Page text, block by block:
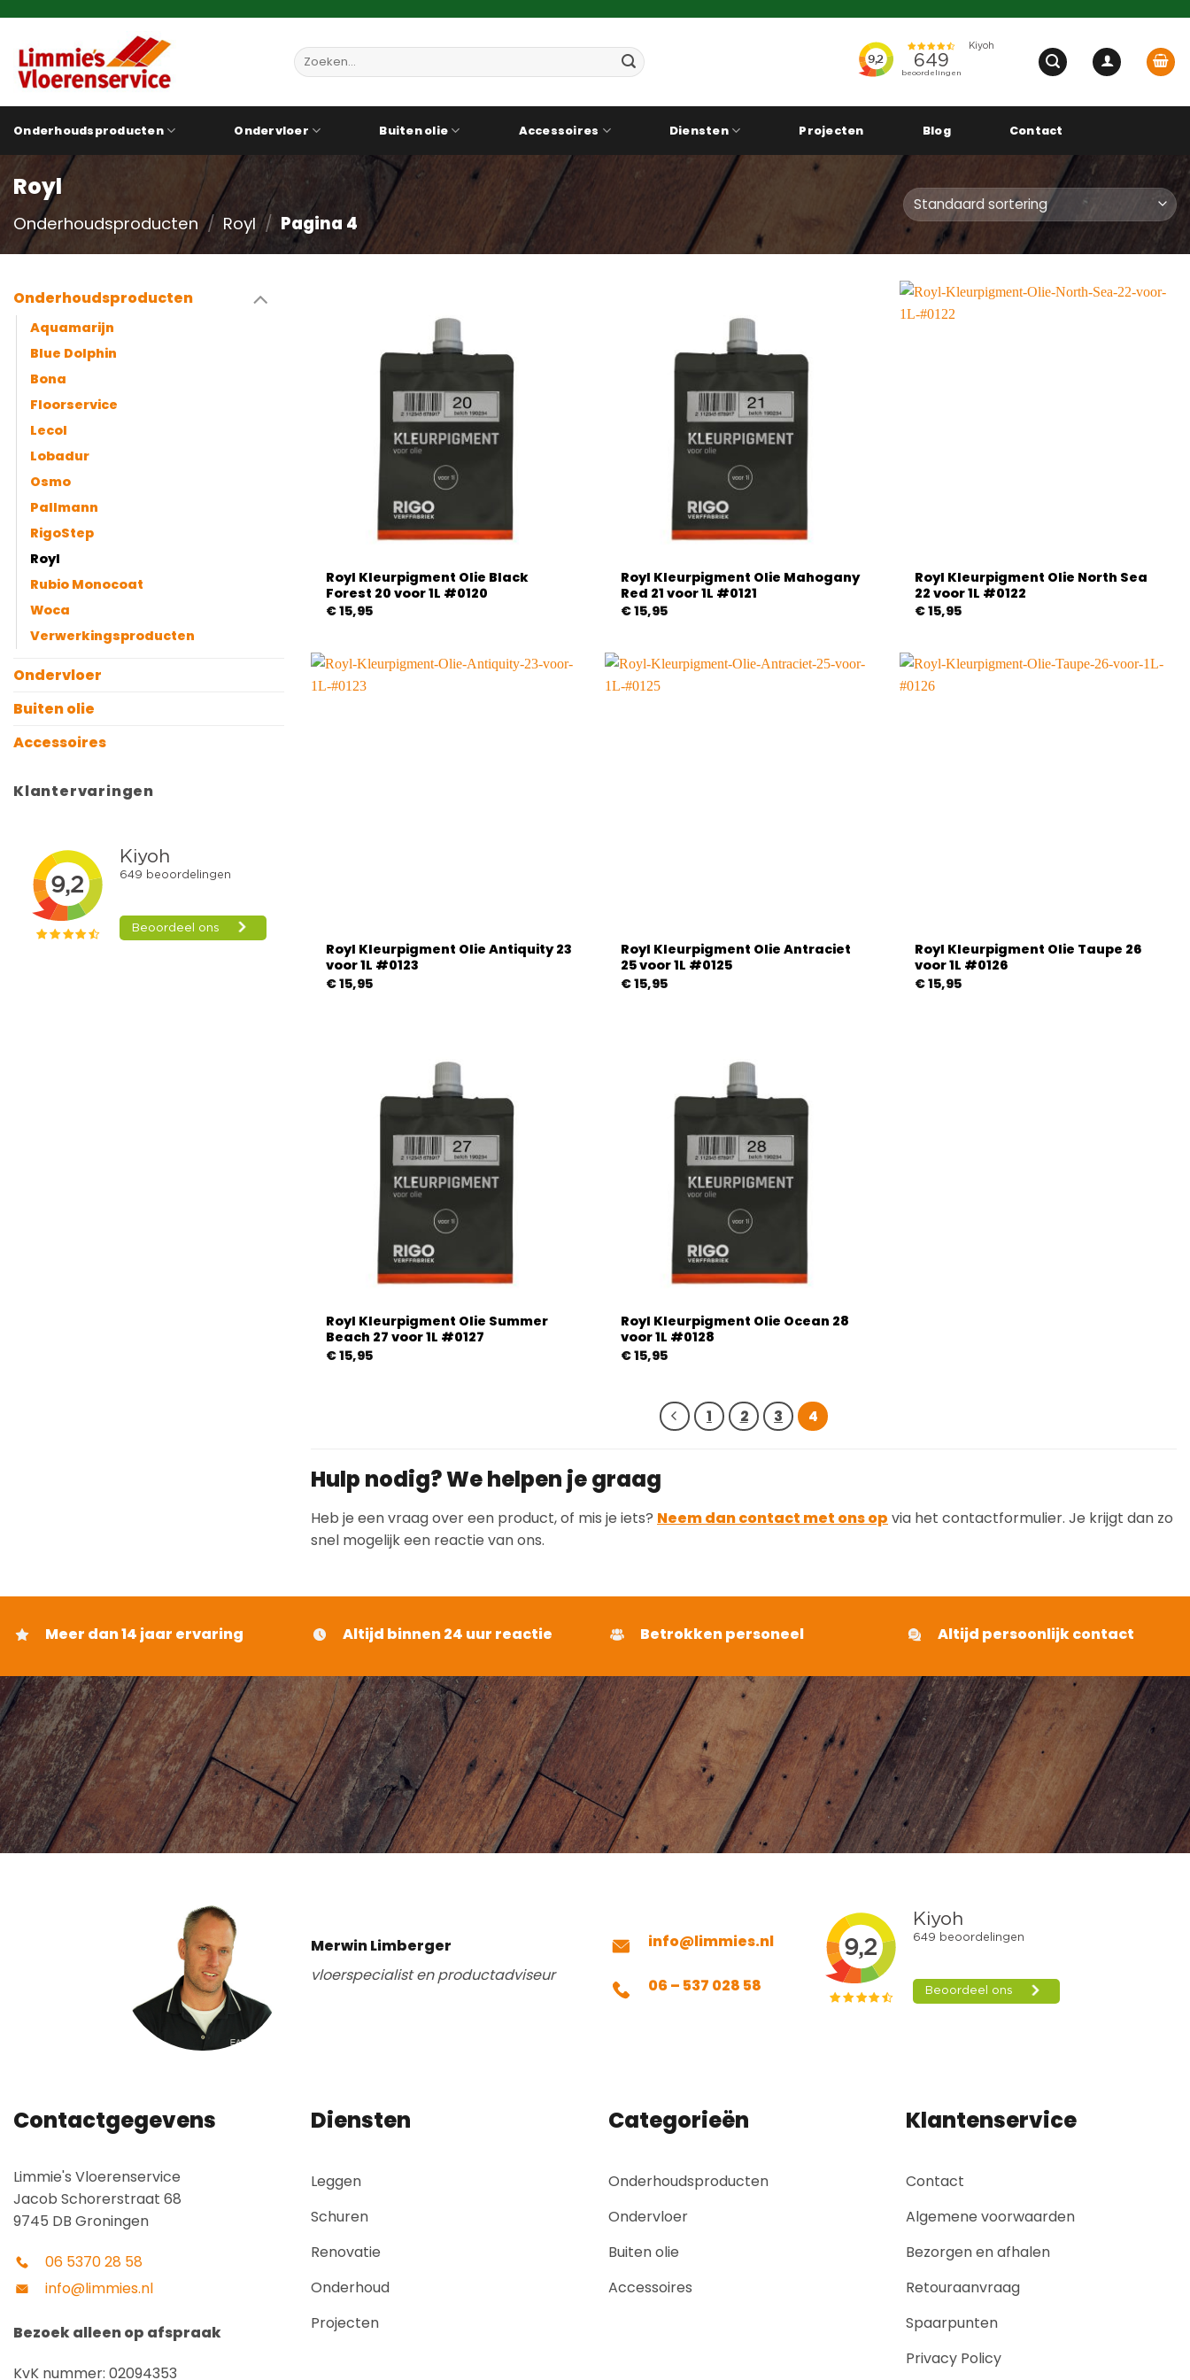
inhoud
Zoeken
naar:
Onderhoudsproducten Ondervloer Buiten olie Accessoires Diensten Projecten Blog Contact
Royl
Onderhoudsproducten / Royl / Pagina 4
Onderhoudsproducten
Aquamarijn
Blue Dolphin
Bona
Floorservice
Lecol
Lobadur
Osmo
Pallmann
RigoStep
Royl
Rubio Monocoat
Woca
Verwerkingsproducten
Ondervloer
Buiten olie
Accessoires
Klantervaringen
Royl Kleurpigment Olie Black
Forest 20 voor 1L #0120
€15,95
Royl Kleurpigment Olie Mahogany
Red 21 voor 1L #0121
€15,95
Royl Kleurpigment Olie North Sea
22 voor 1L #0122
€15,95
Royl Kleurpigment Olie Antiquity 23
voor 1L #0123
€15,95
Royl Kleurpigment Olie Antraciet
25 voor 1L #0125
€15,95
Royl Kleurpigment Olie Taupe 26
voor 1L #0126
€15,95
Royl Kleurpigment Olie Summer
Beach 27 voor 1L #0127
€15,95
Royl Kleurpigment Olie Ocean 28
voor 1L #0128
€15,95
1 2 3 4
Hulp nodig? We helpen je graag
Heb je een vraag over een product, of mis je iets? Neem dan contact met ons op via het contactformulier. Je krijgt dan zo
snel mogelijk een reactie van ons.
Meer dan 14 jaar ervaring Altijd binnen 24 uur reactie Betrokken personeel Altijd persoonlijk contact
Merwin Limberger
vloerspecialist en productadviseur
info@limmies.nl
06 – 537 028 58
Contactgegevens
Limmie's Vloerenservice
Jacob Schorerstraat 68
9745 DB Groningen
06 5370 28 58
info@limmies.nl
Bezoek alleen op afspraak
KvK nummer: 02094353
Diensten
Leggen
Schuren
Renovatie
Onderhoud
Projecten
Categorieën
Onderhoudsproducten
Ondervloer
Buiten olie
Accessoires
Klantenservice
Contact
Algemene voorwaarden
Bezorgen en afhalen
Retouraanvraag
Spaarpunten
Privacy Policy